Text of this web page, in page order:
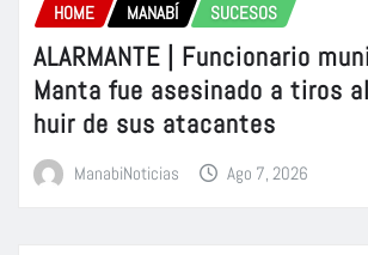
HOME MANABÍ SUCESOS
ALARMANTE | Funcionario
Manta fue asesinado a tiros
huir de sus atacantes
ManabiNoticias Ago 7, 2026